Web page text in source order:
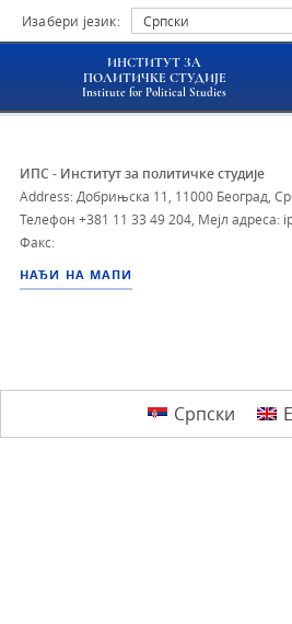
Изабери језик: Српски
ИНСТИТУТ ЗА
ПОЛИТИЧКЕ СТУДИЈЕ
Institute for Political Studies
ИПС - Институт за политичке студије
Address: Добрињска 11, 11000 Београд,
Телефон +381 11 33 49 204 Мејл адреса:
Факс:
НАЂИ НА МАПИ
Српски